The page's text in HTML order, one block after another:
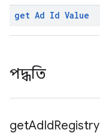
get Ad Id Value
পদ্ধতি
getAdIdRegistry